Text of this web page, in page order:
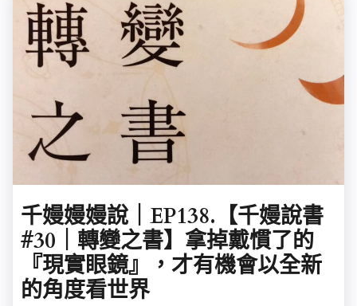
千嫚嫚嫚說｜EP138.【千嫚說書
#30｜轉變之書】拿掉戴慣了的
『現實眼鏡』，才有機會以全新
的角度看世界